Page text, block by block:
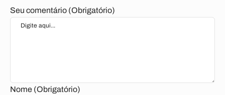
Seu comentário (Obrigatório)
Nome (Obrigatório)